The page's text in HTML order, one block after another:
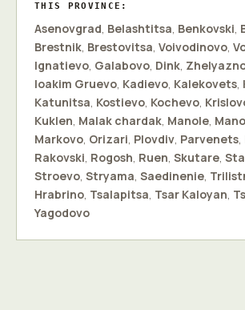
THIS PROVINCE:
Asenovgrad, Belashtitsa, Benkovski,
Brestnik, Brestovitsa, Voivodinovo,
Ignatievo, Galabovo, Dink,
Ioakim Gruevo, Kadievo, Kalekovets,
Katunitsa, Kostievo, Kochevo,
Kuklen, Malak chardak, Manole,
Markovo, Orizari, Plovdiv, Parvenets,
Rakovski, Rogosh, Ruen, Skutare,
Stroevo, Stryama, Saedinenie,
Hrabrino, Tsalapitsa, Tsar Kaloyan,
Yagodovo